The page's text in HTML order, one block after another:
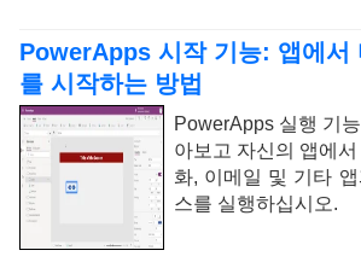
PowerApps 시작 기능: 앱에서
를 시작하는 방법
PowerApps 실행 기
아보고 자신의 앱에
화, 이메일 및 기타 앱
스를 실행하십시오.